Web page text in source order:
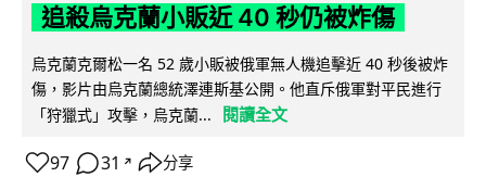
追殺烏克蘭小販近 40 秒仍被炸傷
烏克蘭克爾松一名 52 歲小販被俄軍無人機追擊近 40 秒後被炸
傷，影片由烏克蘭總統澤連斯基公開。他直斥俄軍對平民進行
「狩獵式」攻擊，烏克蘭...
閱讀全文
97 31 ↗ 分享